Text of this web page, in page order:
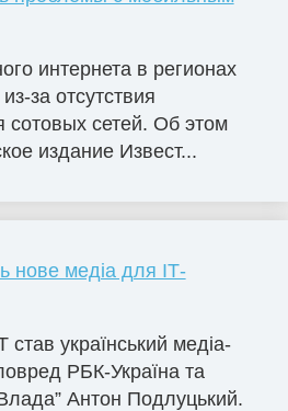
интернета в регионах
за отсутствия
сотовых сетей. Об этом
издание Извест...
нове медіа для ІТ-
український медіа-
РБК-Україна та
Антон Подлуцький.